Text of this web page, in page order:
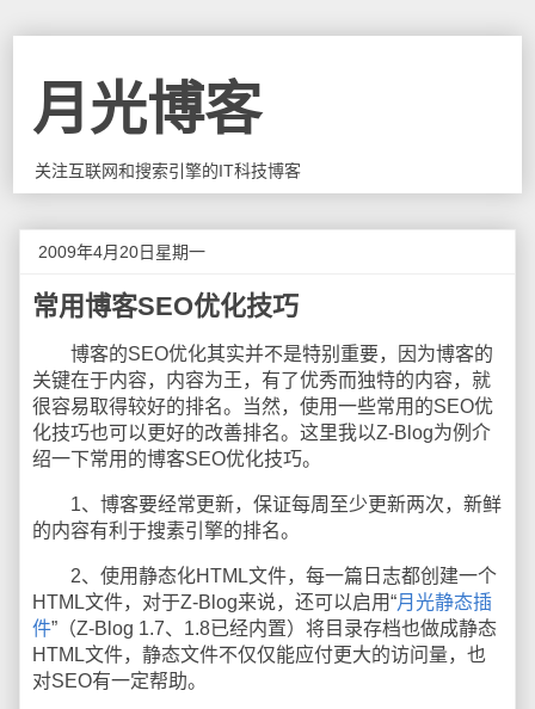
月光博客
关注互联网和搜索引擎的IT科技博客
2009年4月20日星期一
常用博客SEO优化技巧
博客的SEO优化其实并不是特别重要，因为博客的
关键在于内容，内容为王，有了优秀而独特的内容，就
很容易取得较好的排名。当然，使用一些常用的SEO优
化技巧也可以更好的改善排名。这里我以Z-Blog为例介
绍一下常用的博客SEO优化技巧。
1、博客要经常更新，保证每周至少更新两次，新鲜
的内容有利于搜素引擎的排名。
2、使用静态化HTML文件，每一篇日志都创建一个
HTML文件，对于Z-Blog来说，还可以启用“月光静态插
件”（Z-Blog 1.7、1.8已经内置）将目录存档也做成静态
HTML文件，静态文件不仅仅能应付更大的访问量，也
对SEO有一定帮助。